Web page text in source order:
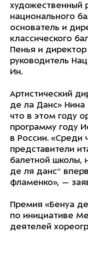
художественный
национального
основатель и
классического
Пенья и
руководитель
Ин.
Артистический
де ла Данс» Нина
что в этом году
программу году
в России. «Среди
представители
балетной школы,
де ля данс“
фламенко», —
Премия «Бенуа
по инициативе
деятелей